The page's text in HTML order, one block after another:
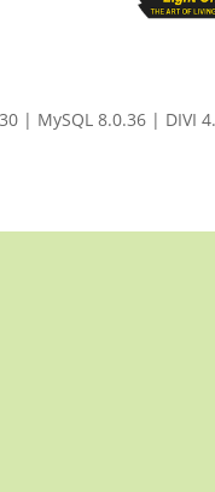
| MySQL 8.0.36 | DIVI